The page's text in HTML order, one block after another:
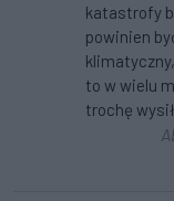
katastrofy
powinien
to w wielu
trochę